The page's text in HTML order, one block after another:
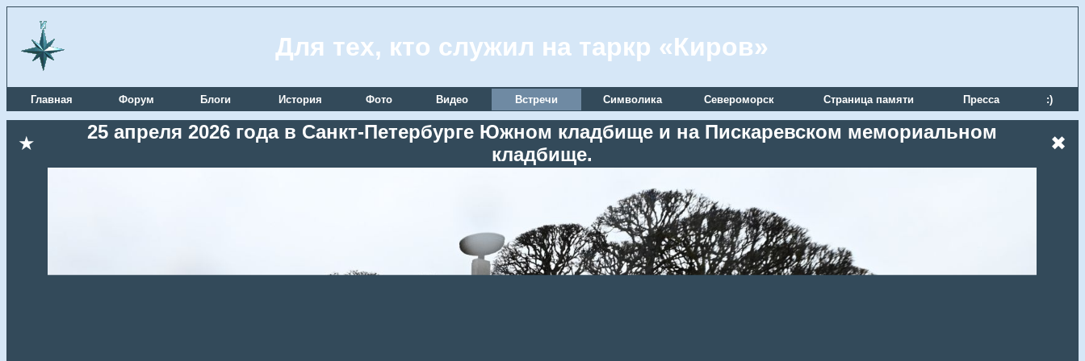
Для тех, кто служил на таркр «Киров»
Главная Форум Блоги История Фото Видео Встречи Символика Североморск Страница памяти Пресса :)
★
25 апреля 2026 года в Санкт-Петербурге Южном кладбище и на Пискаревском мемориальном
кладбище.
✖